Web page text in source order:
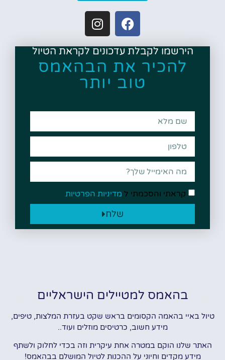
הירשמו לקבלת עדכונים לקראת הטיול
להכיר את הבהאמס
טוב יותר
קראתי והסכמתי ל מדיניות הפרטיות
שלח
בהאמס למטיילים הישראליים
טיול באיי בהאמה הקסומים בראש שקט בעזרת המלצות, טיפים,
מידע חשוב, כרטיסים מוזלים ועוד..
האתר שלנו הוקם במטרה אחת עיקרית וזה בכדי לחלוק ולשתף
מידע מקדים וחיוני על ההכנות לטיול המושלם בבהאמס!